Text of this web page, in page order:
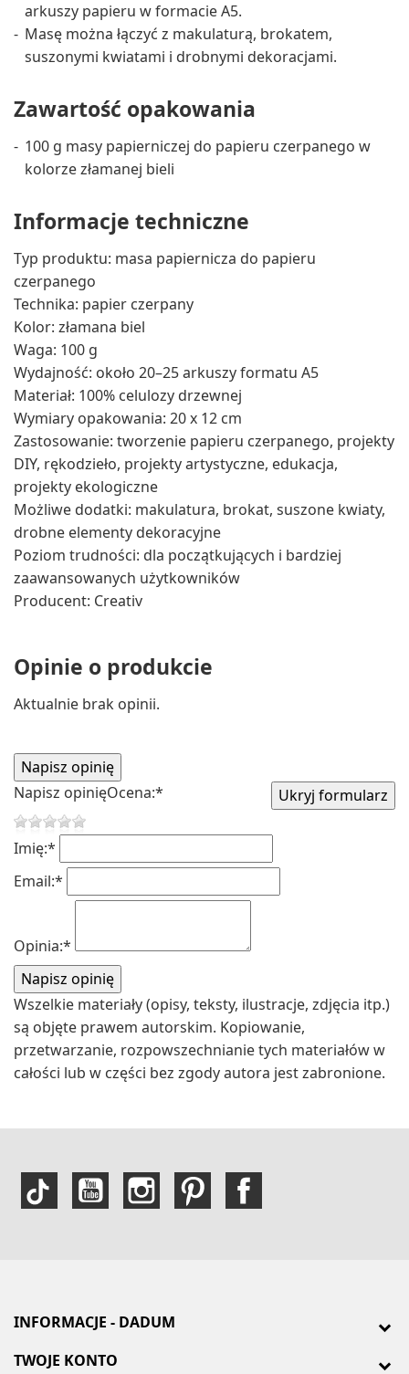
arkuszy papieru w formacie A5.
Masę można łączyć z makulaturą, brokatem,
suszonymi kwiatami i drobnymi dekoracjami.
Zawartość opakowania
100 g masy papierniczej do papieru czerpanego w
kolorze złamanej bieli
Informacje techniczne
Typ produktu: masa papiernicza do papieru
czerpanego
Technika: papier czerpany
Kolor: złamana biel
Waga: 100 g
Wydajność: około 20–25 arkuszy formatu A5
Materiał: 100% celulozy drzewnej
Wymiary opakowania: 20 x 12 cm
Zastosowanie: tworzenie papieru czerpanego, projekty
DIY, rękodzieło, projekty artystyczne, edukacja,
projekty ekologiczne
Możliwe dodatki: makulatura, brokat, suszone kwiaty,
drobne elementy dekoracyjne
Poziom trudności: dla początkujących i bardziej
zaawansowanych użytkowników
Producent: Creativ
Opinie o produkcie
Aktualnie brak opinii.
Napisz opinięOcena:*
Imię:*
Email:*
Opinia:*
Wszelkie materiały (opisy, teksty, ilustracje, zdjęcia itp.)
są objęte prawem autorskim. Kopiowanie,
przetwarzanie, rozpowszechnianie tych materiałów w
całości lub w części bez zgody autora jest zabronione.
INFORMACJE - DADUM
TWOJE KONTO